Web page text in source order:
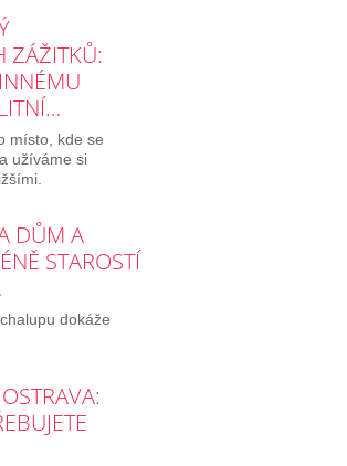
ZÁŽITKŮ:
místo, kde se
užíváme si
DŮM A
STAROSTÍ
dokáže